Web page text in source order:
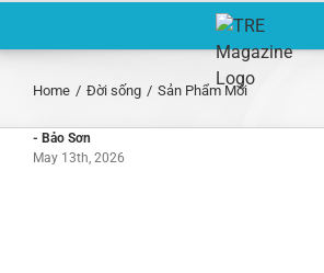
Home / Đời sống / Sản Phẩm Mới
- Bảo Sơn
May 13th, 2026